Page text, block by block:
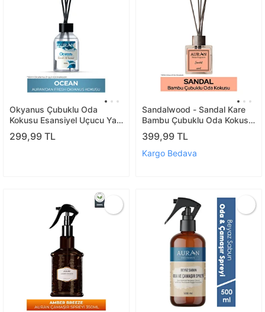
Okyanus Çubuklu Oda
Kokusu Esansiyel Uçucu Yağ
Ocean 50ml
299,99 TL
Sandalwood - Sandal Kare
Bambu Çubuklu Oda Kokusu
100ml
399,99 TL
Kargo Bedava